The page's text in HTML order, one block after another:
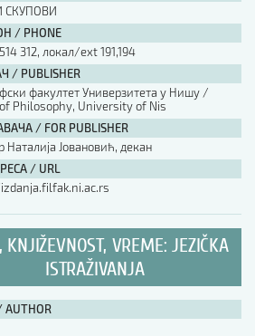
СКУПОВИ
/ PHONE
312, локал/ext 191,194
/ PUBLISHER
факултет Универзитета у Нишу /
Philosophy, University of Nis
/ FOR PUBLISHER
Наталија Јовановић, декан
/ URL
KNJIŽEVNOST, VREME: JEZIČKA
ISTRAŽIVANJA